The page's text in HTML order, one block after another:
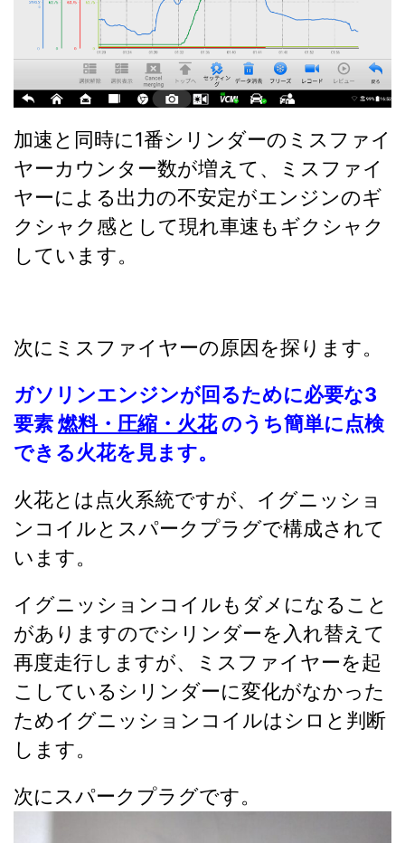
加速と同時に1番シリンダーのミスファイ
ヤーカウンター数が増えて、ミスファイ
ヤーによる出力の不安定がエンジンのギ
クシャク感として現れ車速もギクシャク
しています。
次にミスファイヤーの原因を探ります。
ガソリンエンジンが回るために必要な3
要素燃料・圧縮・火花のうち簡単に点検
できる火花を見ます。
火花とは点火系統ですが、イグニッショ
ンコイルとスパークプラグで構成されて
います。
イグニッションコイルもダメになること
がありますのでシリンダーを入れ替えて
再度走行しますが、ミスファイヤーを起
こしているシリンダーに変化がなかった
ためイグニッションコイルはシロと判断
します。
次にスパークプラグです。